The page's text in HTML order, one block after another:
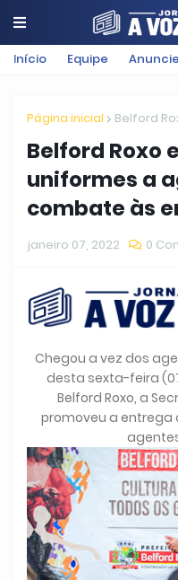
Início Equipe
Página inicial Belford
Belford Roxo
uniformes a
combate às
janeiro 07, 2022 0
Chegou a vez dos
desta sexta-feira
Belford Roxo, a
promoveu a entrega